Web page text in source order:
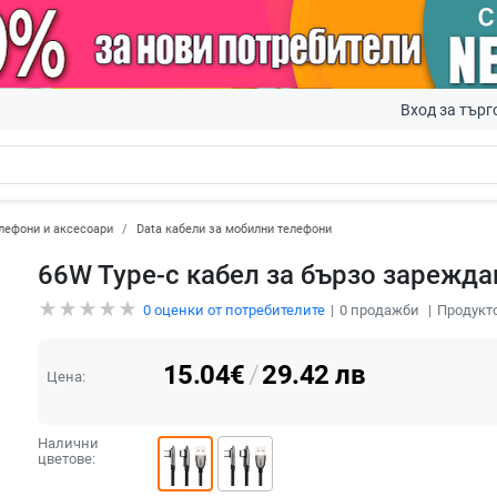
Вход за
и аксесоари Data кабели за мобилни телефони
66W Type-c кабел за бързо
0оценки от потребителите 0продажби
Цена: 15.04€/29.42 лв
Налични
цветове: